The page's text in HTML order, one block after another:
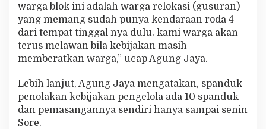
warga blok ini adalah warga relokasi (gusuran)
yang memang sudah punya kendaraan roda 4
dari tempat tinggal nya dulu. kami warga akan
terus melawan bila kebijakan masih
memberatkan warga,” ucap Agung Jaya.
Lebih lanjut, Agung Jaya mengatakan, spanduk
penolakan kebijakan pengelola ada 10 spanduk
dan pemasangannya sendiri hanya sampai senin
Sore.